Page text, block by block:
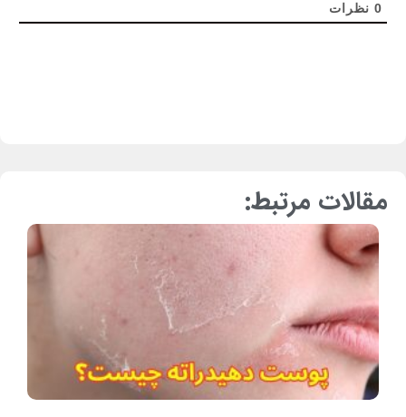
0 نظرات
مقالات مرتبط: